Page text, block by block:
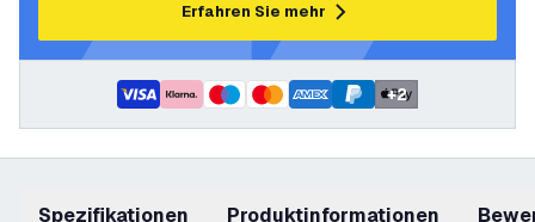
Erfahren Sie mehr
+2
Spezifikationen Produktinformationen